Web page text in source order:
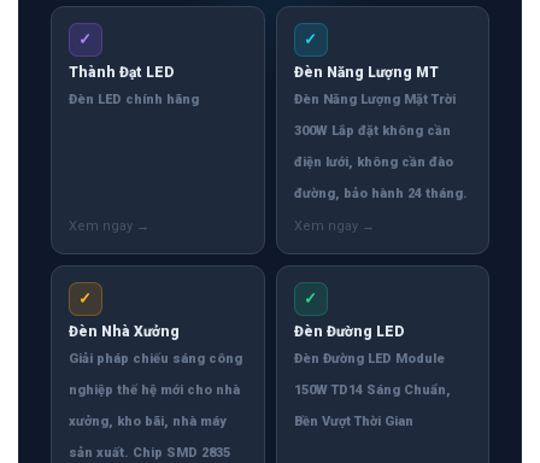
✓
Thành Đạt LED
Đèn LED chính hãng
✓
Đèn Năng Lượng MT
Đèn Năng Lượng Mặt Trời
300W Lắp đặt không cần
điện lưới, không cần đào
đường, bảo hành 24 tháng.
✓
Đèn Nhà Xưởng
Giải pháp chiếu sáng công
nghiệp thế hệ mới cho nhà
xưởng, kho bãi, nhà máy
sản xuất. Chip SMD 2835
✓
Đèn Đường LED
Đèn Đường LED Module
150W TD14 Sáng Chuẩn,
Bền Vượt Thời Gian